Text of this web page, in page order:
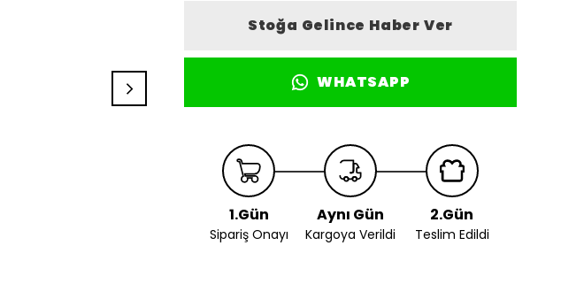
Stoğa Gelince Haber Ver
WHATSAPP
1.Gün
Sipariş Onayı
Aynı Gün
Kargoya Verildi
2.Gün
Teslim Edildi